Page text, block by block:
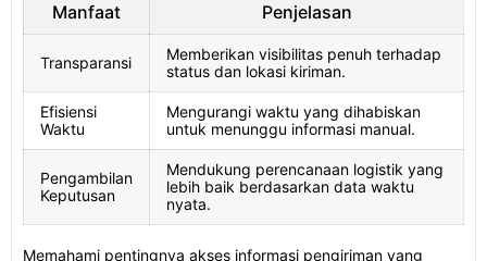
Manfaat Penjelasan
Transparansi
Memberikan visibilitas penuh terhadap
status dan lokasi kiriman.
Efisiensi
Waktu
Mengurangi waktu yang dihabiskan
untuk menunggu informasi manual.
Pengambilan
Keputusan
Mendukung perencanaan logistik yang
lebih baik berdasarkan data waktu
nyata.
Memahami pentingnya akses informasi pengiriman yang